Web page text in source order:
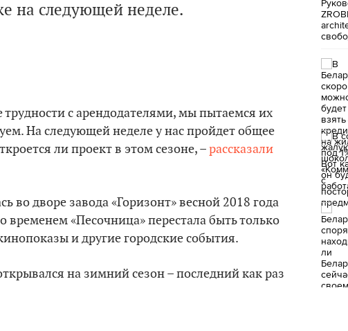
на следующей неделе.
с арендодателями, мы пытаемся их
На следующей неделе у нас пройдет общее
ли проект в этом сезоне, –рассказали
дворе завода «Горизонт» весной 2018 года
«Песочница» перестала быть только
и другие городские события.
на зимний сезон – последний как раз